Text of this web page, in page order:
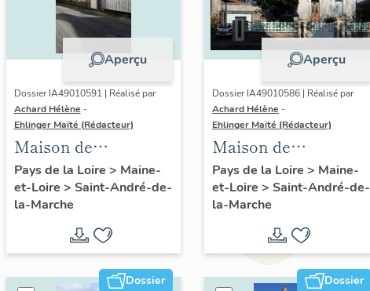
Aperçu
Dossier IA49010591 | Réalisé par
Achard Hélène -
Ehlinger Maïté (Rédacteur)
Maison de
l'industriel de M.
Morinière fondateur
de l'usine Morinière-
Ripoche, 5 rue de la
Tannerie, Saint-
André-de-la-Marche
Pays de la Loire > Maine-
et-Loire > Saint-André-de-
la-Marche
Aperçu
Dossier IA49010586 | Réalisé par
Achard Hélène -
Ehlinger Maïté (Rédacteur)
Maison de
l'industriel Joseph
Chéné fils, directeur
de l'Usine Durand-
Chéné, 16 rue du
Calvaire, Saint-
André-de-la-Marche
Pays de la Loire > Maine-
et-Loire > Saint-André-de-
la-Marche
Dossier Dossier